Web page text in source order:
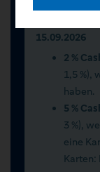
15.09.2026
2 %
1,5 %),
haben.
5 %
3 %),
eine
Karten: